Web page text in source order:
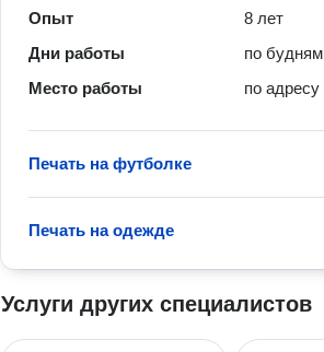
Опыт
8 лет
Дни работы
по будням
Место работы
по адресу
Печать на футболке
Печать на одежде
Услуги других специалистов